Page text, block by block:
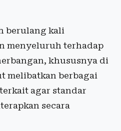
berulang kali
menyeluruh terhadap
khususnya di
melibatkan berbagai
agar standar
secara